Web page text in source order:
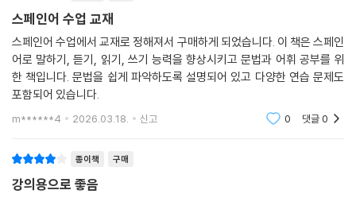
스페인어 수업 교재
스페인어 수업에서 교재로 정해져서 구매하게 되었습니다. 이 책은 스페인
어로 말하기, 듣기, 읽기, 쓰기 능력을 향상시키고 문법과 어휘 공부를 위
한 책입니다. 문법을 쉽게 파악하도록 설명되어 있고 다양한 연습 문제도
포함되어 있습니다.
m******4 2026.03.18. 신고 0 댓글0
종이책 구매
강의용으로 좋음